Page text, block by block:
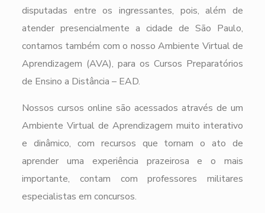
disputadas entre os ingressantes, pois, além de
atender presencialmente a cidade de São Paulo,
contamos também com o nosso Ambiente Virtual de
Aprendizagem (AVA), para os Cursos Preparatórios
de Ensino a Distância – EAD.
Nossos cursos online são acessados através de um
Ambiente Virtual de Aprendizagem muito interativo
e dinâmico, com recursos que tornam o ato de
aprender uma experiência prazeirosa e o mais
importante, contam com professores militares
especialistas em concursos.